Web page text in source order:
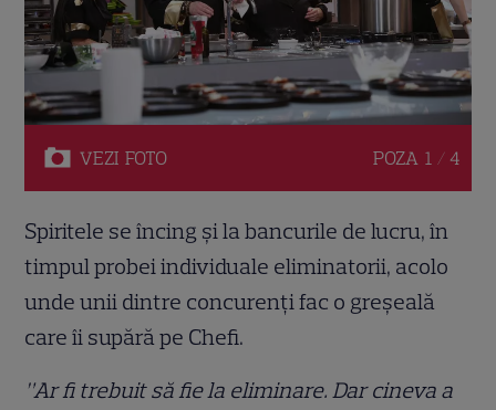
VEZI FOTO POZA 1 / 4
Spiritele se încing și la bancurile de lucru, în
timpul probei individuale eliminatorii, acolo
unde unii dintre concurenți fac o greșeală
care îi supără pe Chefi.
”Ar fi trebuit să fie la eliminare. Dar cineva a